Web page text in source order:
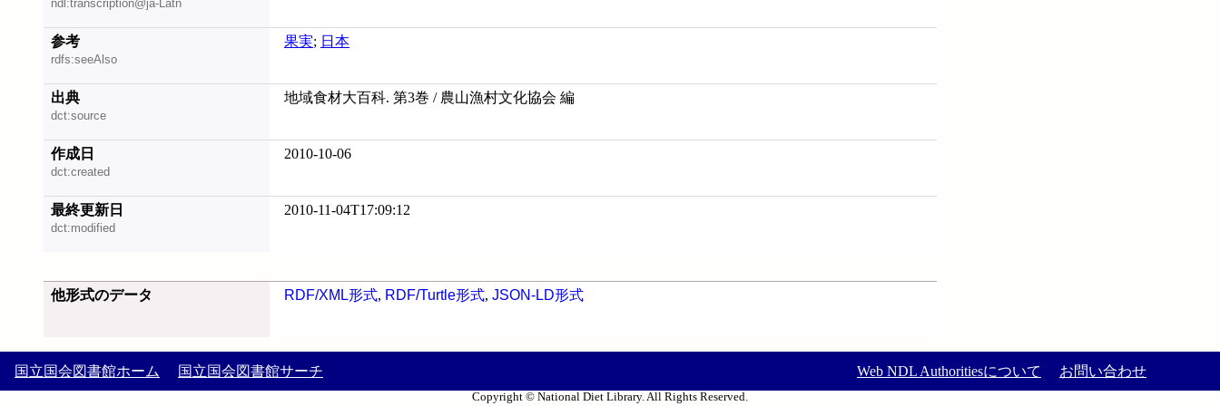
ndl:transcription@ja-Latn
参考
rdfs:seeAlso
果実; 日本
出典
dct:source
地域食材大百科. 第3巻 / 農山漁村文化協会 編
作成日
dct:created
2010-10-06
最終更新日
dct:modified
2010-11-04T17:09:12
他形式のデータ RDF/XML形式, RDF/Turtle形式, JSON-LD形式
国立国会図書館ホーム 国立国会図書館サーチ Web NDL Authoritiesについて お問い合わせ
Copyright © National Diet Library. All Rights Reserved.